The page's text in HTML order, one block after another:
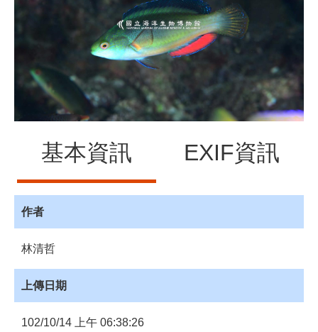
源
詢
會
員
專
區
館
員
基本資訊 EXIF資訊
作者
林清哲
上傳日期
102/10/14 上午 06:38:26